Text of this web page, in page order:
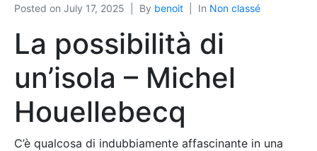
Posted on July 17, 2025 By benoit In Non classé
La possibilità di
un’isola – Michel
Houellebecq
C’è qualcosa di indubbiamente affascinante in una